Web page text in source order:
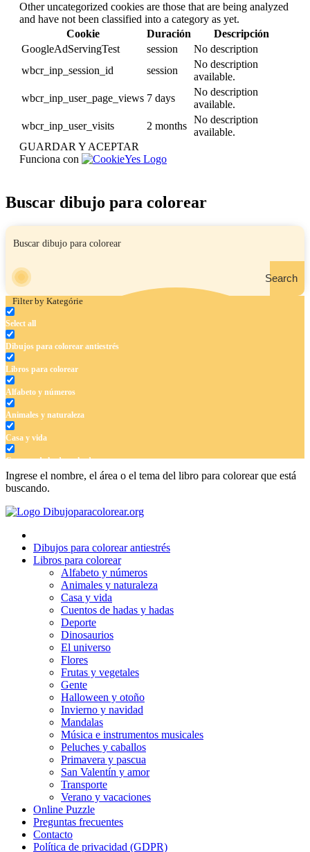
Other uncategorized cookies are those that are being analyzed
and have not been classified into a category as yet.
Cookie
Duración
Descripción
GoogleAdServingTest
session
No description
wbcr_inp_session_id
session
No description
available.
wbcr_inp_user_page_views 7 days
No description
available.
wbcr_inp_user_visits
2 months
No description
available.
GUARDAR Y ACEPTAR
Funciona con
Buscar dibujo para colorear
Search
Filter by Kategórie
Select all
Dibujos para colorear antiestrés
Libros para colorear
Alfabeto y números
Animales y naturaleza
Casa y vida
Cuentos de hadas y hadas
Deporte
Dinosaurios
Flores
Frutas y vegetales
Halloween y otoño
Invierno y navidad
Música e instrumentos musicales
Peluches y caballos
Primavera y pascua
San Valentín y amor
Verano y vacaciones
Libros para colorear para niños
Nezaradené
Ingrese el nombre, el área o el tema del libro para colorear que está
buscando.
Dibujos para colorear antiestrés
Libros para colorear
Alfabeto y números
Animales y naturaleza
Casa y vida
Cuentos de hadas y hadas
Deporte
Dinosaurios
El universo
Flores
Frutas y vegetales
Gente
Halloween y otoño
Invierno y navidad
Mandalas
Música e instrumentos musicales
Peluches y caballos
Primavera y pascua
San Valentín y amor
Transporte
Verano y vacaciones
Online Puzzle
Preguntas frecuentes
Contacto
Política de privacidad (GDPR)